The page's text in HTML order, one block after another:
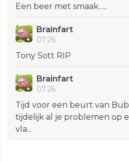
Een beer met smaak…..
Brainfart
07:26
Tony Sott RIP
Brainfart
07:26
Tijd voor een beurt van
tijdelijk al je problemen op
vla...